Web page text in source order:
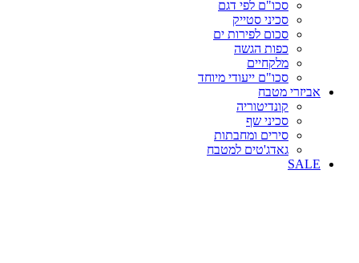
סכו"ם לפי דגם
סכיני סטייק
סכום לפירות ים
כפות הגשה
מלקחיים
סכו"ם ייעודי מיוחד
אביזרי מטבח
קונדיטוריה
סכיני שף
סירים ומחבתות
גאדג'טים למטבח
SALE